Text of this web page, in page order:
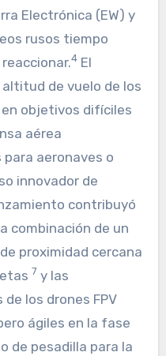
Electrónica (EW) y
rusos tiempo
4El
de vuelo de los
en objetivos difíciles
aérea
aeronaves o
innovador de
contribuyó
combinación de un
proximidad cercana
7 y las
los drones FPV
ágiles en la fase
de pesadilla para la